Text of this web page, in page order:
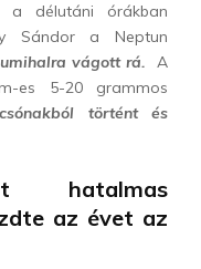
a délutáni órákban
Sándor a Neptun
vágott rá.
A
es 5-20 grammos
történt és
hatalmas
az évet az